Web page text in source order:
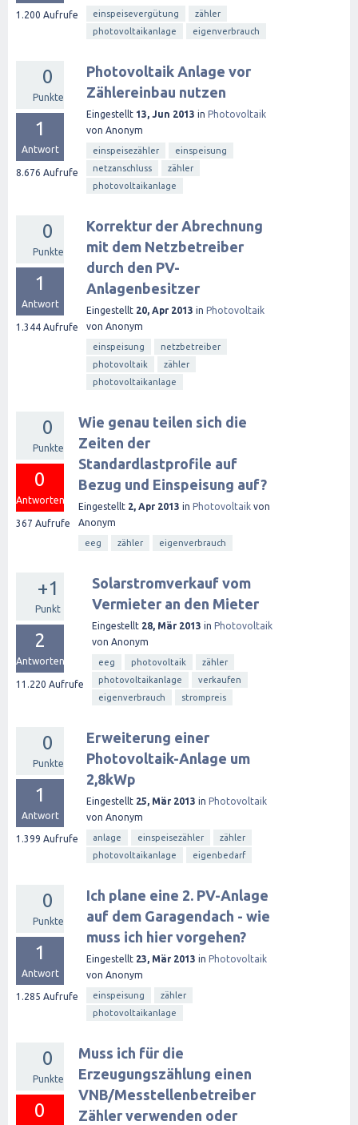
1.200 Aufrufe einspeisevergütung
zähler
photovoltaikanlage
eigenverbrauch
0
Punkte
1
Antwort
8.676 Aufrufe
Photovoltaik Anlage vor
Zählereinbau nutzen
Eingestellt 13, Jun 2013 in Photovoltaik
von Anonym
einspeisezähler
einspeisung
netzanschluss
zähler
photovoltaikanlage
0
Punkte
1
Antwort
1.344 Aufrufe
Korrektur der Abrechnung
mit dem Netzbetreiber
durch den PV-
Anlagenbesitzer
Eingestellt 20, Apr 2013 in Photovoltaik
von Anonym
einspeisung
netzbetreiber
photovoltaik
zähler
photovoltaikanlage
0
Punkte
0
Antworten
367 Aufrufe
Wie genau teilen sich die
Zeiten der
Standardlastprofile auf
Bezug und Einspeisung auf?
Eingestellt 2, Apr 2013 in Photovoltaik von
Anonym
eeg zähler eigenverbrauch
+1
Punkt
2
Antworten
11.220 Aufrufe
Solarstromverkauf vom
Vermieter an den Mieter
Eingestellt 28, Mär 2013 in Photovoltaik
von Anonym
eeg photovoltaik
zähler
photovoltaikanlage
verkaufen
eigenverbrauch
strompreis
0
Punkte
1
Antwort
1.399 Aufrufe
Erweiterung einer
Photovoltaik-Anlage um
2,8kWp
Eingestellt 25, Mär 2013 in Photovoltaik
von Anonym
anlage einspeisezähler
zähler
photovoltaikanlage
eigenbedarf
0
Punkte
1
Antwort
1.285 Aufrufe
Ich plane eine 2. PV-Anlage
auf dem Garagendach - wie
muss ich hier vorgehen?
Eingestellt 23, Mär 2013 in Photovoltaik
von Anonym
einspeisung
zähler
photovoltaikanlage
0
Punkte
0
Muss ich für die
Erzeugungszählung einen
VNB/Messtellenbetreiber
Zähler verwenden oder